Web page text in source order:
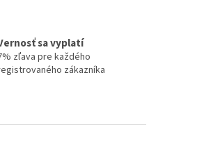
sa vyplatí
zľava pre každého
zákazníka